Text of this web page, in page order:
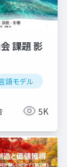
ケア
課題 影
語モデル
5K